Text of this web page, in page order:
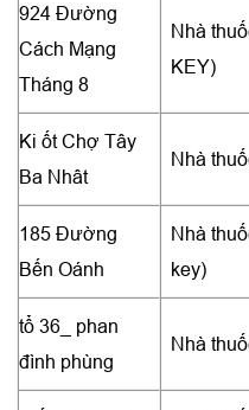
924 Đường
Cách Mạng
Tháng 8
Nhà
KEY)
Ki ốt Chợ Tây
Ba Nhât
Nhà
185 Đường
Bến Oánh
Nhà
key)
tổ 36_ phan
đình phùng
Nhà